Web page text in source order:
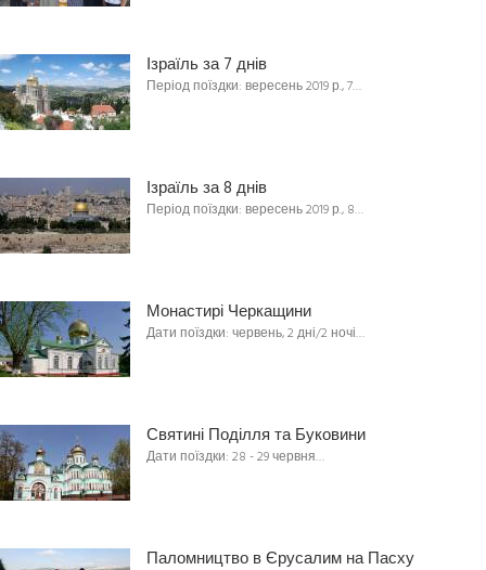
Ізраїль за 7 днів
Період поїздки: вересень 2019 р., 7…
Ізраїль за 8 днів
Період поїздки: вересень 2019 р., 8…
Монастирі Черкащини
Дати поїздки: червень, 2 дні/2 ночі…
Святині Поділля та Буковини
Дати поїздки: 28 - 29 червня…
Паломництво в Єрусалим на Пасху